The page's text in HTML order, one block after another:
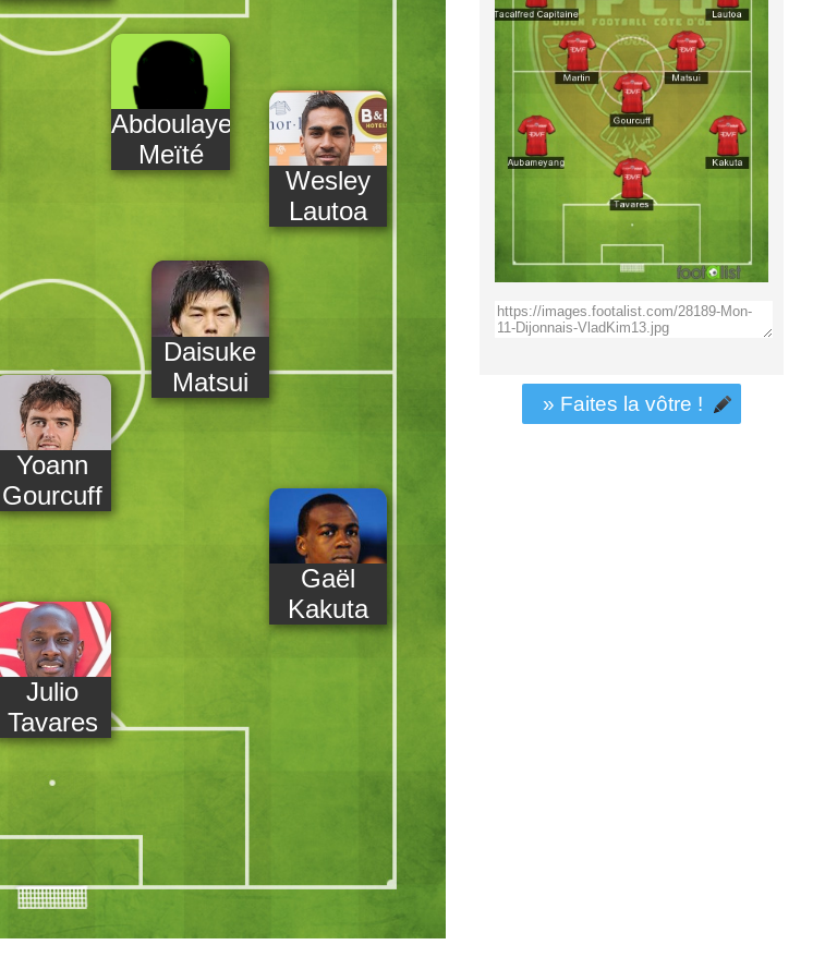
Abdoulaye
Meïté
Wesley
Lautoa
Daisuke
Matsui
Yoann
Gourcuff
Gaël
Kakuta
Julio
Tavares
» Faites la vôtre !